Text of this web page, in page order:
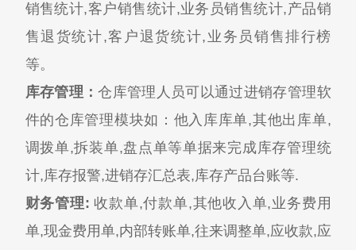
销售统计,客户销售统计,业务员销售统计,产品销
售退货统计,客户退货统计,业务员销售排行榜
等。
库存管理：仓库管理人员可以通过进销存管理软
件的仓库管理模块如：他入库库单,其他出库单,
调拨单,拆装单,盘点单等单据来完成库存管理统
计,库存报警,进销存汇总表,库存产品台账等.
财务管理:收款单,付款单,其他收入单,业务费用
单,现金费用单,内部转账单,往来调整单,应收款,应